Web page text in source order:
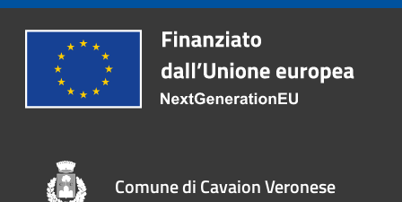
Comune di Cavaion Veronese